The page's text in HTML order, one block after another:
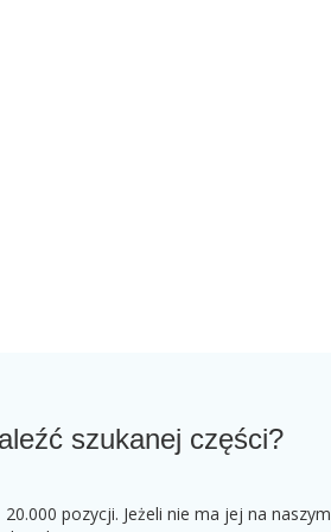
szukanej części?
pozycji. Jeżeli nie ma jej na naszym